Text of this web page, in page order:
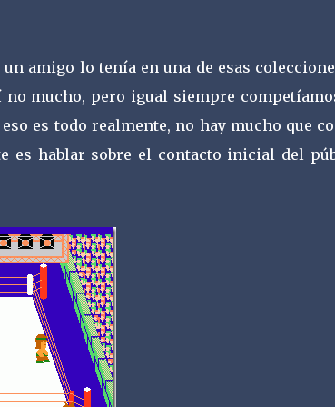
amigo lo tenía en una de esas
no mucho, pero igual siempre
es todo realmente, no hay mucho que
es hablar sobre el contacto inicial del